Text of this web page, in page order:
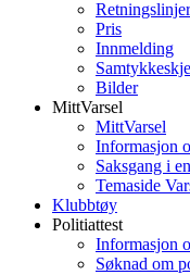
Pris
Innmelding
Bilder
MittVarsel
MittVarsel
Informasjon
Saksgang i
Temaside
Klubbtøy
Politiattest
Informasjon
Søknad om